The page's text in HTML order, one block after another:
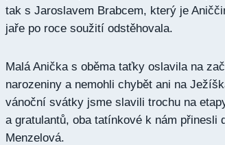
tak s Jaroslavem Brabcem, který je
jaře po roce soužití odstěhovala.
Malá Anička s oběma taťky oslavila na
narozeniny a nemohli chybět ani na
vánoční svátky jsme slavili trochu na
a gratulantů, oba tatínkové k nám přinesli
Menzelová.